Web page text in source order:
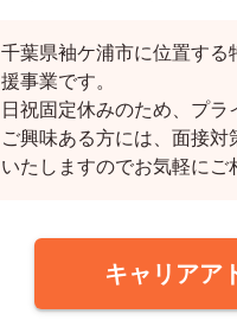
千葉県袖ケ浦市に位置する
援事業です。
日祝固定休みのため、プラ
ご興味ある方には、面接
いたしますのでお気軽にご
キャリアア